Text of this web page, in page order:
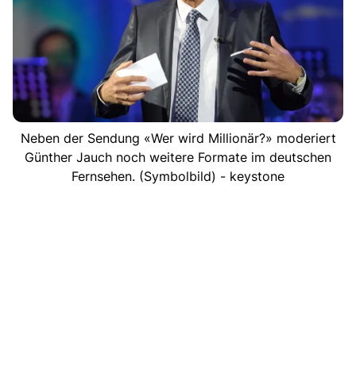
Neben der Sendung «Wer wird Millionär?» moderiert
Günther Jauch noch weitere Formate im deutschen
Fernsehen. (Symbolbild) - keystone